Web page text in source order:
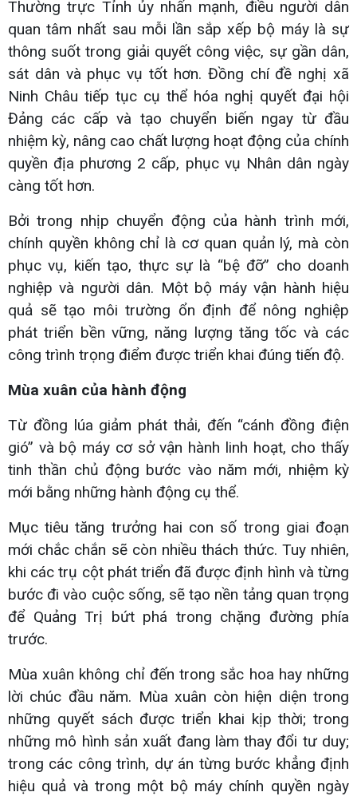
Thường trực Tỉnh ủy nhấn mạnh, điều người dân
quan tâm nhất sau mỗi lần sắp xếp bộ máy là sự
thông suốt trong giải quyết công việc, sự gần dân,
sát dân và phục vụ tốt hơn. Đồng chí đề nghị xã
Ninh Châu tiếp tục cụ thể hóa nghị quyết đại hội
Đảng các cấp và tạo chuyển biến ngay từ đầu
nhiệm kỳ, nâng cao chất lượng hoạt động của chính
quyền địa phương 2 cấp, phục vụ Nhân dân ngày
càng tốt hơn.
Bởi trong nhịp chuyển động của hành trình mới,
chính quyền không chỉ là cơ quan quản lý, mà còn
phục vụ, kiến tạo, thực sự là “bệ đỡ” cho doanh
nghiệp và người dân. Một bộ máy vận hành hiệu
quả sẽ tạo môi trường ổn định để nông nghiệp
phát triển bền vững, năng lượng tăng tốc và các
công trình trọng điểm được triển khai đúng tiến độ.
Mùa xuân của hành động
Từ đồng lúa giảm phát thải, đến “cánh đồng điện
gió” và bộ máy cơ sở vận hành linh hoạt, cho thấy
tinh thần chủ động bước vào năm mới, nhiệm kỳ
mới bằng những hành động cụ thể.
Mục tiêu tăng trưởng hai con số trong giai đoạn
mới chắc chắn sẽ còn nhiều thách thức. Tuy nhiên,
khi các trụ cột phát triển đã được định hình và từng
bước đi vào cuộc sống, sẽ tạo nền tảng quan trọng
để Quảng Trị bứt phá trong chặng đường phía
trước.
Mùa xuân không chỉ đến trong sắc hoa hay những
lời chúc đầu năm. Mùa xuân còn hiện diện trong
những quyết sách được triển khai kịp thời; trong
những mô hình sản xuất đang làm thay đổi tư duy;
trong các công trình, dự án từng bước khẳng định
hiệu quả và trong một bộ máy chính quyền ngày